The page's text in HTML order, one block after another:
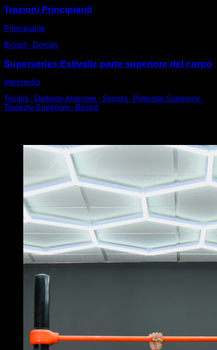
Trazioni Principianti
Principiante
Bicipiti ∙ Dorsali
Superseries Estívaliz parte superiore del corpo
Intermedio
Tricipiti ∙ Deltoide Anteriore ∙ Serrato ∙ Pettorale Superiore ∙
Trapezio Superiore ∙ Bicipiti